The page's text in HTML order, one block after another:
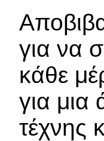
για να
κάθε
για μια
τέχνης